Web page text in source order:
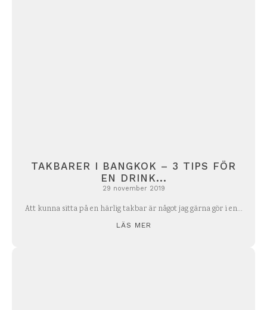
TAKBARER I BANGKOK – 3 TIPS FÖR
EN DRINK...
29 november 2019
Att kunna sitta på en härlig takbar är något jag gärna gör i en...
LÄS MER